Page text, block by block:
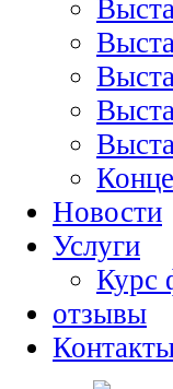
Новости
Услуги
Курс
отзывы